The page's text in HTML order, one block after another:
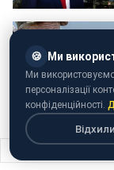
🍪 Ми
Ми
персоналізації
конфіденційності.